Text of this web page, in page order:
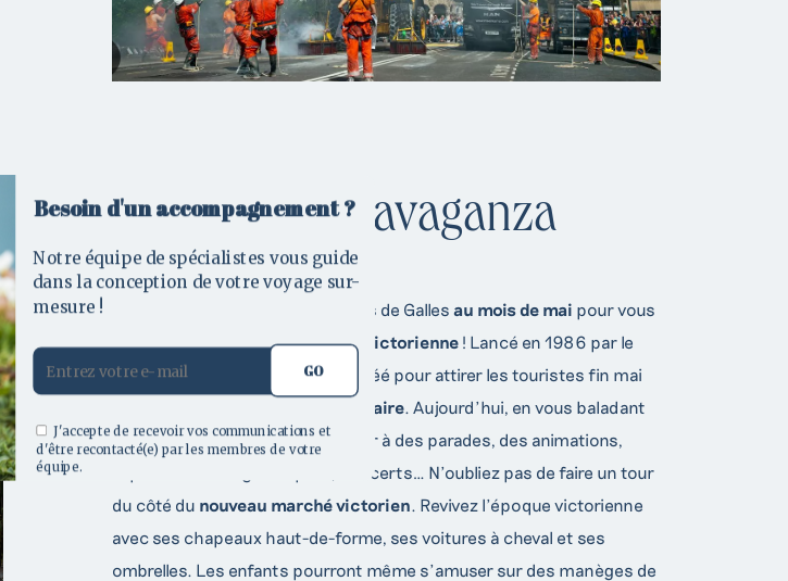
de voyages
renseignement, n’hésitez pas à compléter notre
l’un de nos conseillers par téléphone.
+353 71 933 6436
Victorian Extravaganza
au Pays de Galles au mois de mai pour vous
retrouver au temps del’époque victorienne ! Lancé en 1986 par le
maire de la ville, le festival a été créé pour attirer les touristes fin mai
célèbre station balnéaire . Aujourd’hui, en vous baladant
dans la ville, vous pourrez assister à des parades, des animations,
expositions d’engins vapeur, concerts… N’oubliez pas de faire un tour
du côté du nouveau marché victorien . Revivez l’époque victorienne
avec ses chapeaux haut-de-forme, ses voitures à cheval et ses
ombrelles. Les enfants pourront même s’amuser sur des manèges de
Besoin d'un accompagnement ?
Notre équipe de spécialistes vous guide
dans la conception de votre voyage sur-
mesure !
GO
J'accepte de recevoir vos communications et
d'être recontacté(e) par les membres de votre
équipe.